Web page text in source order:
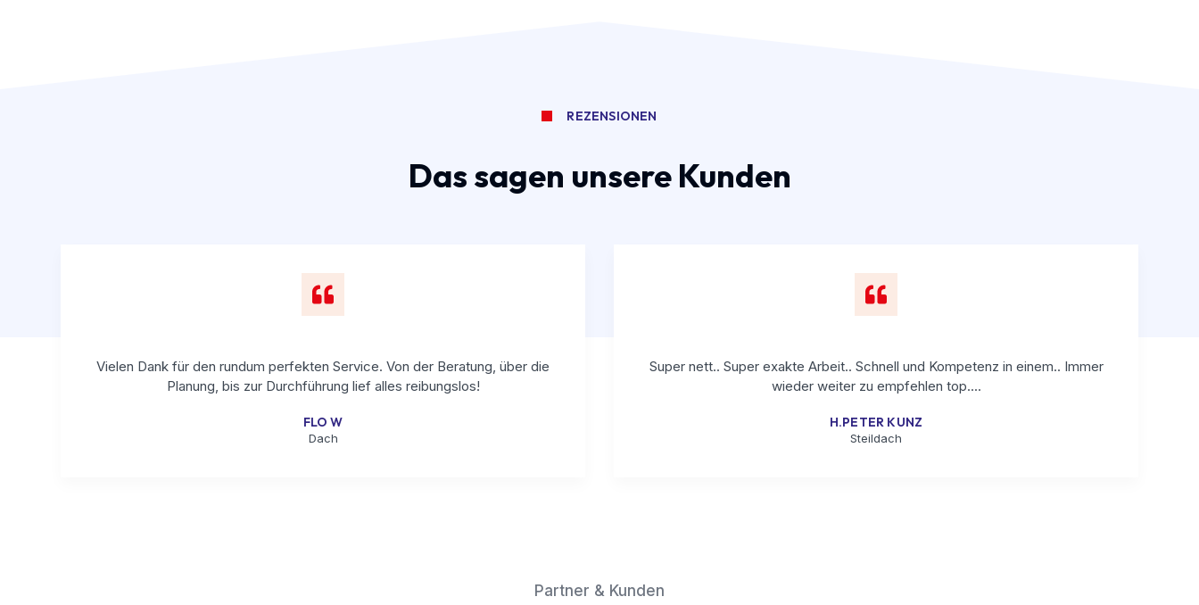
REZENSIONEN
Das sagen unsere Kunden
Vielen Dank für den rundum perfekten Service. Von der Beratung, über die
Planung, bis zur Durchführung lief alles reibungslos!
FLO W
Dach
Super nett.. Super exakte Arbeit.. Schnell und Kompetenz in einem.. Immer
wieder weiter zu empfehlen top....
H.PETER KUNZ
Steildach
Partner & Kunden